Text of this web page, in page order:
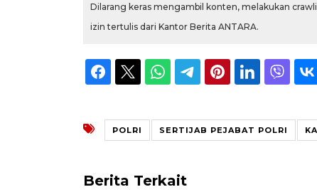
Dilarang keras mengambil konten, melakukan
izin tertulis dari Kantor Berita ANTARA.
POLRI SERTIJAB PEJABAT POLRI
Berita Terkait